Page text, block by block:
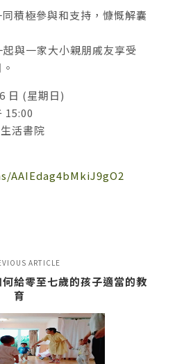
積極參與和支持，慷慨解囊
與一家大小親朋戚友享受
日 (星期日)
15:00
活書院
ARTICLE
給零至七歲的孩子適當的教
育